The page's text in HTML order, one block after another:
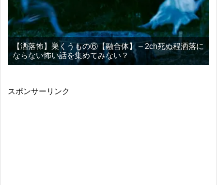
【洒落怖】巣くうもの⑥【融合体】 – 2ch死ぬ程洒落に
ならない怖い話を集めてみない？
スポンサーリンク